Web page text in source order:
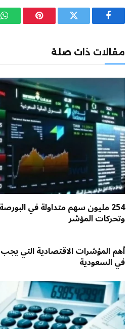
فيسبوك تويتر بينتيريست
مقالات ذات صلة
254 مليون سهم متداولة في
وتحركات المؤشر
أهم المؤشرات الاقتصادية التي
في السعودية